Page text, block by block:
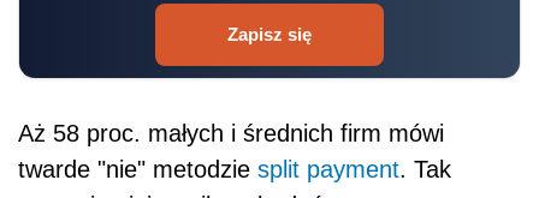
Zapisz się
Aż 58 proc. małych i średnich firm mówi
twarde "nie" metodzie split payment. Tak